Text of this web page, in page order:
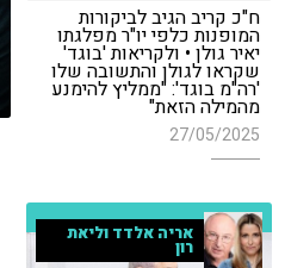
ח"כ קריב הגיב לביקורות
המופנות כלפי יו"ר מפלגתו
יאיר גולן • ולקריאות 'בוגד'
שקראו לגולן והתשובה שלו
'רה"מ בוגד': "ממליץ להימנע
מהמילה הזאת"
27/05/2025
אריה אלדד וליאת
רון